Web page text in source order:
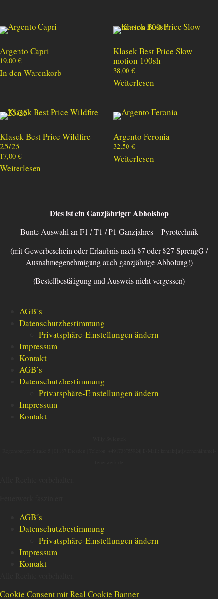
Argento Capri
19,00 €
In den Warenkorb
Klasek Best Price Slow
motion 100sh
38,00 €
Weiterlesen
Klasek Best Price Wildfire
25/25
17,00 €
Weiterlesen
Argento Feronia
32,50 €
Weiterlesen
Dies ist ein Ganzjähriger Abholshop
Bunte Auswahl an F1 / T1 / P1 Ganzjahres – Pyrotechnik
(mit Gewerbeschein oder Erlaubnis nach §7 oder §27 SprengG /
Ausnahmegenehmigung auch ganzjährige Abholung!)
(Bestellbestätigung und Ausweis nicht vergessen)
AGB´s
Datenschutzbestimmung
Privatsphäre-Einstellungen ändern
Impressum
Kontakt
AGB´s
Datenschutzbestimmung
Privatsphäre-Einstellungen ändern
Impressum
Kontakt
AGB´s
Datenschutzbestimmung
Privatsphäre-Einstellungen ändern
Impressum
Kontakt
Cookie Consent mit Real Cookie Banner